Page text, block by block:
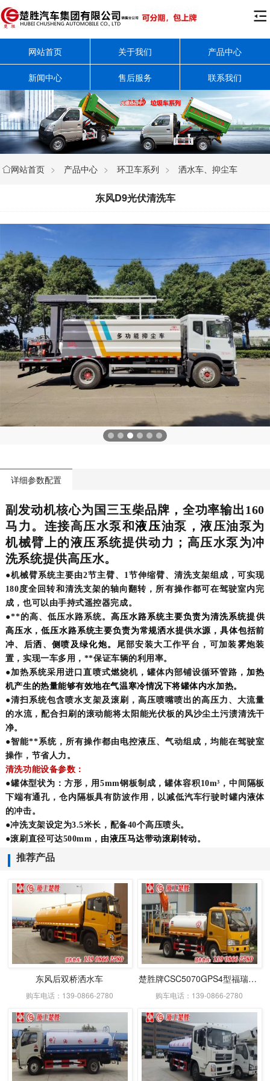

网站首页 关于我们 产品中心
新闻中心 售后服务 联系我们
网站首页 > 产品中心 > 环卫车系列 > 洒水车、抑尘车
东风D9光伏清洗车
详细参数配置
副发动机核心为国三玉柴品牌，全功率输出160
马力。连接高压水泵和液压油泵，液压油泵为
机械臂上的液压系统提供动力；高压水泵为冲
洗系统提供高压水。
●机械臂系统主要由2节主臂、1节伸缩臂、清洗支架组成，可实现
180度全回转和清洗支架的轴向翻转，所有操作都可在驾驶室内完
成，也可以由手持式遥控器完成。
●**的高、低压水路系统。 高压水路系统主要负责为清洗系统提供
高压水，低压水路系统主要负责为常规洒水提供水源，具体包括前
冲、后洒、侧喷及绿化炮。 尾部安装大工作平台，可加装雾炮装
置，实现一车多用 ，**保证车辆的利用率。
●加热系统采用进口直喷式燃烧机，罐体内部铺设循环管路， 加热
机产生的热量能够有效地在气温寒冷情况下将罐体内水加热。
●清扫系统包含喷水支架及滚刷 ，高压喷嘴喷出的高压力、大流量
的水流，配合扫刷的滚动能将太阳能光伏板的风沙尘土污渍清洗干
净。
●智能**系统，所有操作都由电控液压、气动组成 ，均能在驾驶室
操作，节省人力。
清洗功能设备参数：
●罐体型状为：方形，用5mm钢板制成，罐体容积10m³，中间隔板
下端有通孔，仓内隔板具有防波作用，以减低汽车行驶时罐内液体
的冲击。
●冲洗支架设定为3.5米长，配备40个高压喷头。
●滚刷直径可达500mm， 由液压马达带动滚刷转动。
推荐产品
东风后双桥洒水车
购车电话：139-0866-2780
楚胜牌CSC5070GPS4型福瑞卡绿化喷洒车
购车电话：139-0866-2780